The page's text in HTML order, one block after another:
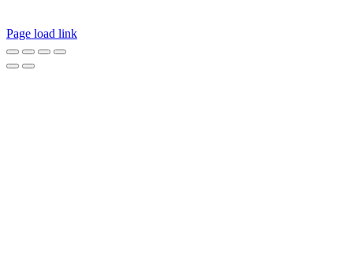
Page load link